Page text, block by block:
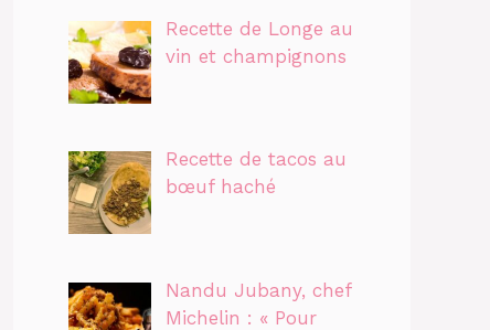
Recette de Longe au
vin et champignons
Recette de tacos au
bœuf haché
Nandu Jubany, chef
Michelin : « Pour